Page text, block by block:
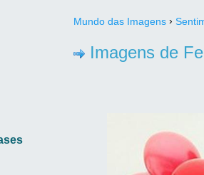
Mundo das Imagens ›
Imagens de